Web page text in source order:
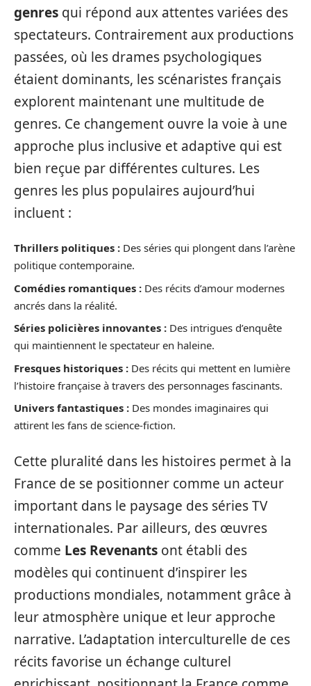
genres qui répond aux attentes variées des
spectateurs. Contrairement aux productions
passées, où les drames psychologiques
étaient dominants, les scénaristes français
explorent maintenant une multitude de
genres. Ce changement ouvre la voie à une
approche plus inclusive et adaptive qui est
bien reçue par différentes cultures. Les
genres les plus populaires aujourd’hui
incluent :
Thrillers politiques : Des séries qui plongent dans l’arène
politique contemporaine.
Comédies romantiques : Des récits d’amour modernes
ancrés dans la réalité.
Séries policières innovantes : Des intrigues d’enquête
qui maintiennent le spectateur en haleine.
Fresques historiques : Des récits qui mettent en lumière
l’histoire française à travers des personnages fascinants.
Univers fantastiques : Des mondes imaginaires qui
attirent les fans de science-fiction.
Cette pluralité dans les histoires permet à la
France de se positionner comme un acteur
important dans le paysage des séries TV
internationales. Par ailleurs, des œuvres
comme Les Revenants ont établi des
modèles qui continuent d’inspirer les
productions mondiales, notamment grâce à
leur atmosphère unique et leur approche
narrative. L’adaptation interculturelle de ces
récits favorise un échange culturel